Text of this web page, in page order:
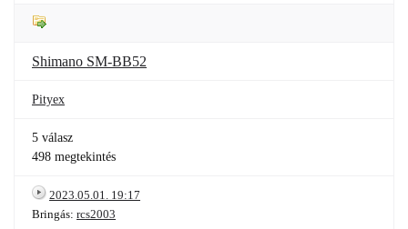
Shimano SM-BB52
Pityex
5 válasz
498 megtekintés
2023.05.01. 19:17
Bringás: rcs2003